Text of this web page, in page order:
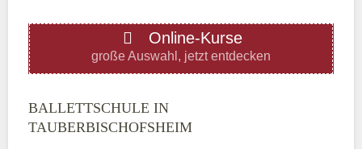
Donnerstag Online-Kurse
große Auswahl, jetzt entdecken
BALLETTSCHULE IN
TAUBERBISCHOFSHEIM